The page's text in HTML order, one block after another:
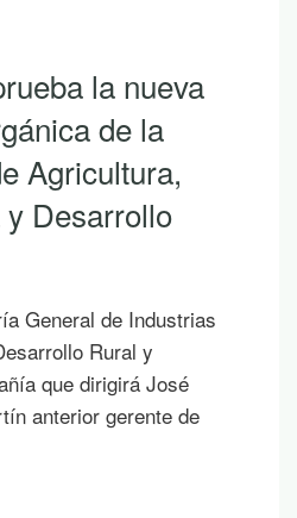
la nueva
de la
Agricultura,
y Desarrollo
General de Industrias
Rural y
que dirigirá José
anterior gerente de